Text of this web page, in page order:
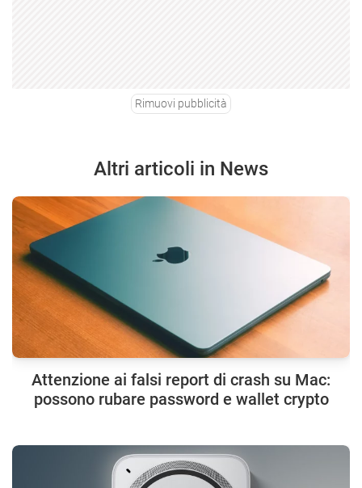
Rimuovi pubblicità
Altri articoli in News
Attenzione ai falsi report di crash su Mac:
possono rubare password e wallet crypto